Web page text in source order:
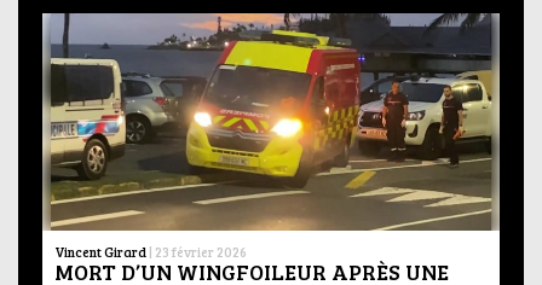
Vincent Girard | 23 février 2026
MORT D’UN WINGFOILEUR APRÈS UNE